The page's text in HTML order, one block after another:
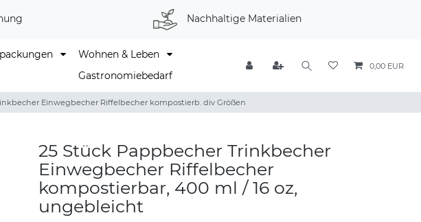
Nachhaltige Materialien
Wohnen & Leben
Gastronomiebedarf
0,00 EUR
Einwegbecher Riffelbecher kompostierb. div Größen
25 Stück Pappbecher Trinkbecher
Einwegbecher Riffelbecher
kompostierbar, 400 ml / 16 oz,
ungebleicht